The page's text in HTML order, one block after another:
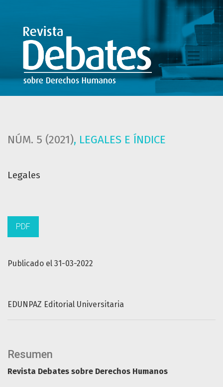
NÚM. 5 (2021), LEGALES E ÍNDICE
Legales
Publicado el 31-03-2022
PDF
EDUNPAZ Editorial Universitaria
Resumen
Revista Debates sobre Derechos Humanos